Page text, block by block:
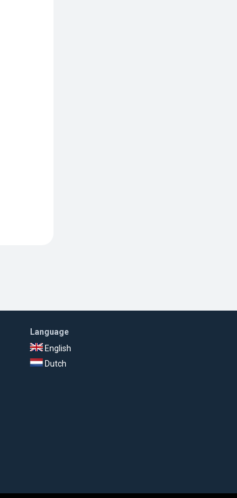
Language
English
Dutch